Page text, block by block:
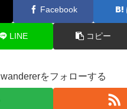
Facebook
LINE コピー
wandererをフォローする